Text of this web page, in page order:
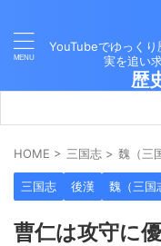
YouTubeでゆっくり
実を追い
歴
HOME > 三国志 > 魏（三
三国志 後漢 魏（三国
曹仁は攻守に